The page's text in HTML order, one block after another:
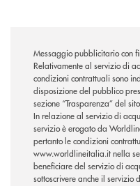
Messaggio pubblicitario con
Relativamente al servizio di
condizioni contrattuali sono
disposizione del pubblico
sezione “Trasparenza” del
In relazione al servizio di
servizio è erogato da
pertanto le condizioni
www.worldlineitalia.it nella
beneficiare del servizio di
sottoscrivere anche il